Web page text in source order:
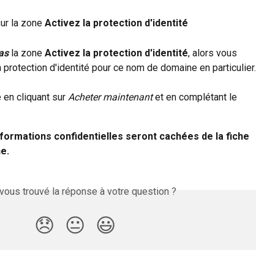
la zone Activez la protection d'identité
la zone Activez la protection d'identité, alors vous
d'identité pour ce nom de domaine en particulier.
en cliquant sur Acheter maintenant et en complétant le
confidentielles seront cachées de la fiche
trouvé la réponse à votre question ?
😞 😐 😃